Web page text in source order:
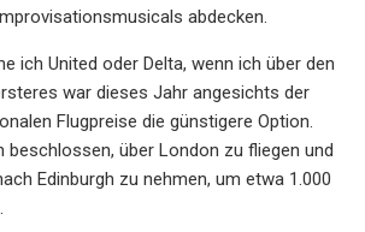
abdecken.
ich United oder Delta, wenn ich über den
war dieses Jahr angesichts der
Flugpreise die günstigere Option.
beschlossen, über London zu fliegen und
Edinburgh zu nehmen, um etwa 1.000